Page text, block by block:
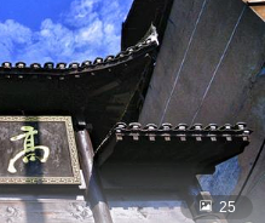
 25